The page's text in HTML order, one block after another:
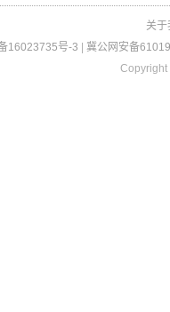
关于
16023735号-3
冀公网安备